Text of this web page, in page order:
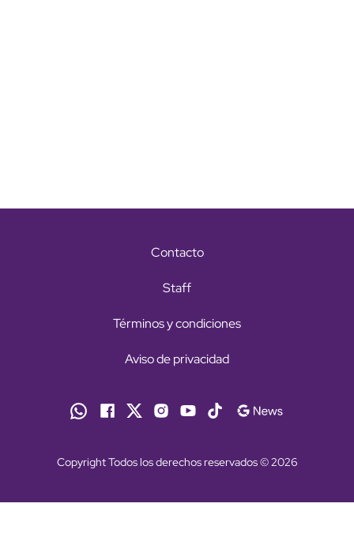
Contacto
Staff
Términos y condiciones
Aviso de privacidad
Copyright Todos los derechos reservados © 2026